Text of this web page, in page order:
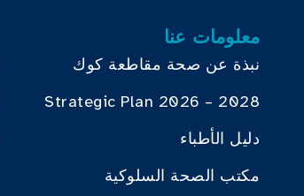
معلومات عنا
نبذة عن صحة مقاطعة كوك
Strategic Plan 2026 – 2028
دليل الأطباء
مكتب الصحة السلوكية